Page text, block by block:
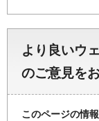
より良いウ
のご意見を
このページの情